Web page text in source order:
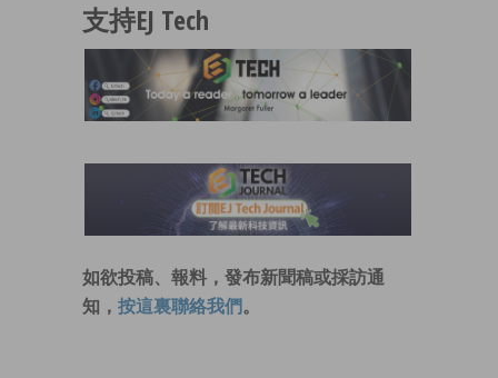
支持EJ Tech
如欲投稿、報料，發布新聞稿或採訪通
知， 按這裏聯絡我們 。